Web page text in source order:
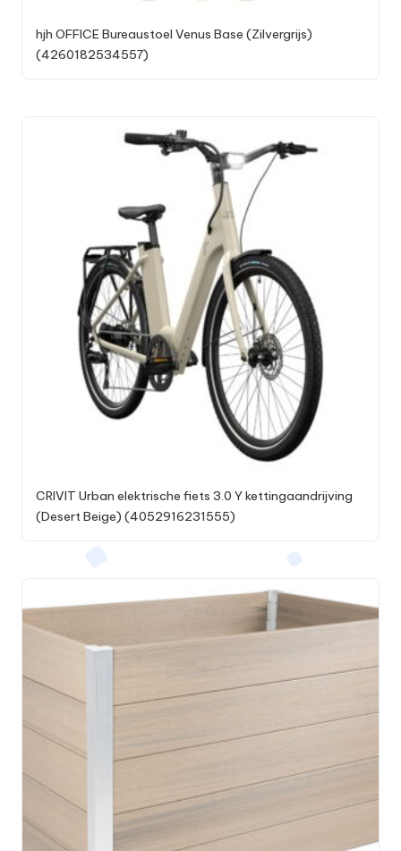
hjh OFFICE Bureaustoel Venus Base (Zilvergrijs)
(4260182534557)
CRIVIT Urban elektrische fiets 3.0 Y kettingaandrijving
(Desert Beige) (4052916231555)